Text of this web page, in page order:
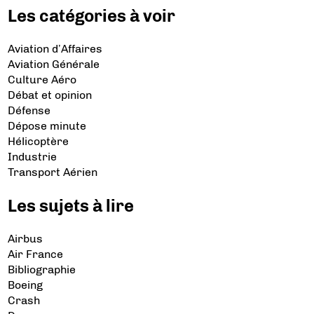
Les catégories à voir
Aviation d’Affaires
Aviation Générale
Culture Aéro
Débat et opinion
Défense
Dépose minute
Hélicoptère
Industrie
Transport Aérien
Les sujets à lire
Airbus
Air France
Bibliographie
Boeing
Crash